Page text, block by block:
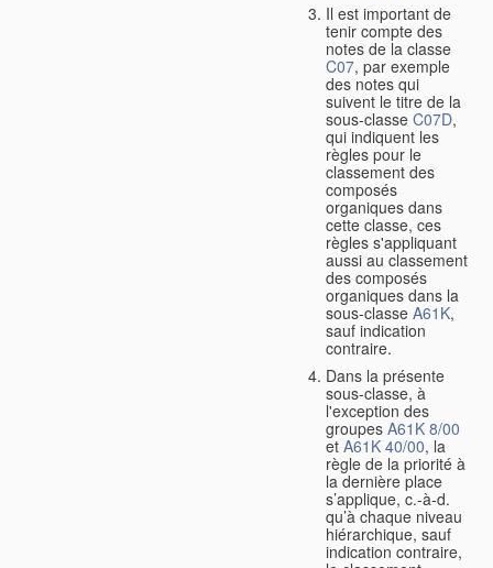
Il est important de
tenir compte des
notes de la classe
C07, par exemple
des notes qui
suivent le titre de la
sous-classe C07D,
qui indiquent les
règles pour le
classement des
composés
organiques dans
cette classe, ces
règles s'appliquant
aussi au classement
des composés
organiques dans la
sous-classe A61K,
sauf indication
contraire.
Dans la présente
sous-classe, à
l'exception des
groupes A61K 8/00
et A61K 40/00, la
règle de la priorité à
la dernière place
s’applique, c.-à-d.
qu’à chaque niveau
hiérarchique, sauf
indication contraire,